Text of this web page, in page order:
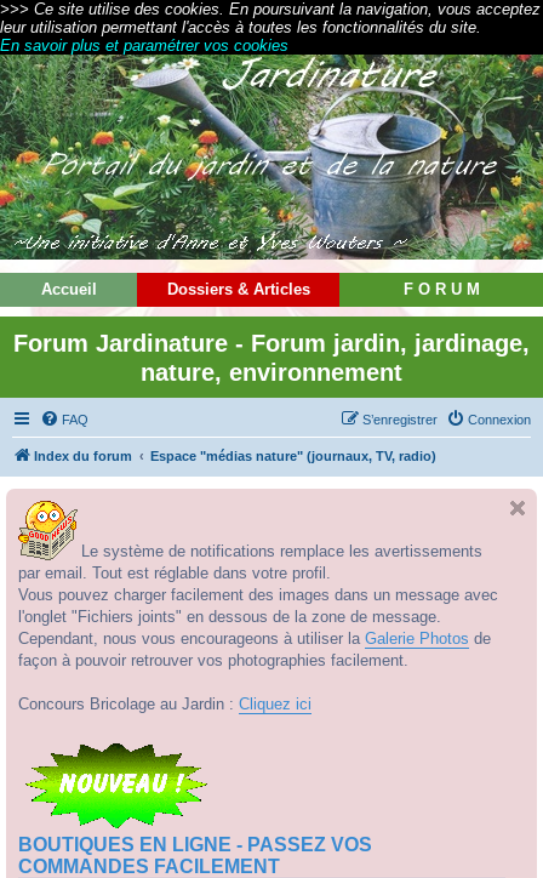
>>> Ce site utilise des cookies. En poursuivant la navigation, vous acceptez
leur utilisation permettant l'accès à toutes les fonctionnalités du site.
En savoir plus et paramétrer vos cookies
Accueil Dossiers & Articles F O R U M
Forum Jardinature - Forum jardin, jardinage,
nature, environnement
FAQ Connexion
S’enregistrer
Index du forum Espace "médias nature" (journaux, TV, radio)
Le système de notifications remplace les avertissements
par email. Tout est réglable dans votre profil.
Vous pouvez charger facilement des images dans un message avec
l'onglet "Fichiers joints" en dessous de la zone de message.
Cependant, nous vous encourageons à utiliser la Galerie Photos de
façon à pouvoir retrouver vos photographies facilement.
Concours Bricolage au Jardin : Cliquez ici
BOUTIQUES EN LIGNE - PASSEZ VOS
COMMANDES FACILEMENT